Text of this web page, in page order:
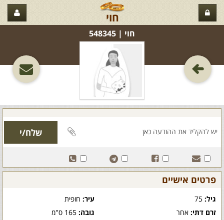
חוי
חוי‏ | 548345
פרטים אישיים
גיל: עיר:חופית
זרם דתי: אחר גובה:165 ס"מ